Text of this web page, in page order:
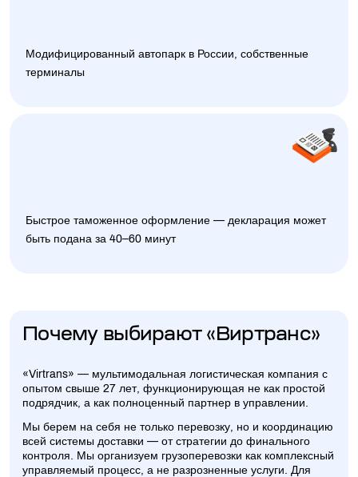
Модифицированный автопарк в России, собственные
терминалы
Быстрое таможенное оформление — декларация может
быть подана за 40–60 минут
Почему выбирают «Виртранс»
«Virtrans» — мультимодальная логистическая компания с
опытом свыше 27 лет, функционирующая не как простой
подрядчик, а как полноценный партнер в управлении.
Мы берем на себя не только перевозку, но и координацию
всей системы доставки — от стратегии до финального
контроля. Мы организуем грузоперевозки как комплексный
управляемый процесс, а не разрозненные услуги. Для